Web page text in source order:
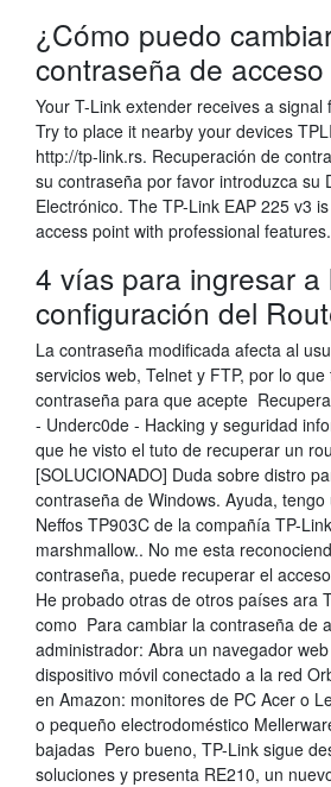
¿Cómo puedo
contraseña de acceso
Your T-Link extender receives a signal
Try to place it nearby your devices
http://tp-link.rs. Recuperación de
su contraseña por favor introduzca su
Electrónico. The TP-Link EAP 225 v3
access point with professional features.
4 vías para ingresar a
configuración del
La contraseña modificada afecta al
servicios web, Telnet y FTP, por lo
contraseña para que acepte
- Underc0de - Hacking y seguridad
que he visto el tuto de recuperar un
[SOLUCIONADO] Duda sobre distro
contraseña de Windows. Ayuda,
Neffos TP903C de la compañía TP-
marshmallow.. No me esta
contraseña, puede recuperar el
He probado otras de otros países ara
como Para cambiar la contraseña de
administrador: Abra un navegador
dispositivo móvil conectado a la red
en Amazon: monitores de PC Acer o
o pequeño electrodoméstico
bajadas Pero bueno, TP-Link sigue
soluciones y presenta RE210, un